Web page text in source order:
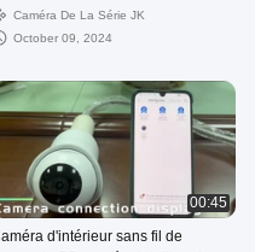
Caméra De La Série JK
October 09, 2024
00:45
d'intérieur sans fil de